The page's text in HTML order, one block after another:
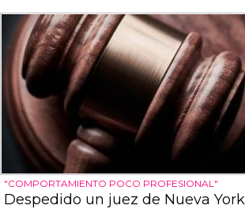
"COMPORTAMIENTO POCO PROFESIONAL"
Despedido un juez de Nueva